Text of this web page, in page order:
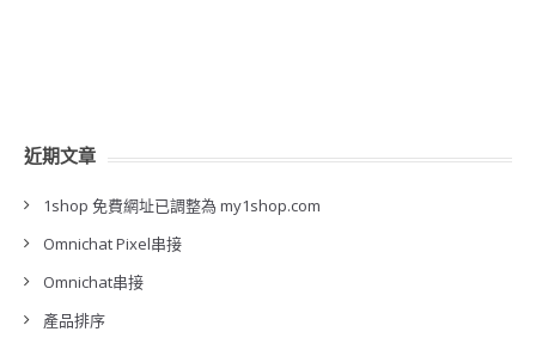
近期文章
1shop 免費網址已調整為 my1shop.com
Omnichat Pixel串接
Omnichat串接
產品排序